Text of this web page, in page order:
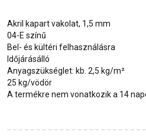
Akril kapart vakolat, 1,5 mm
04-E színű
Bel- és kültéri felhasználásra
Időjárásálló
Anyagszükséglet: kb. 2,5 kg/m²
25 kg/vödör
A termékre nem vonatkozik a 14